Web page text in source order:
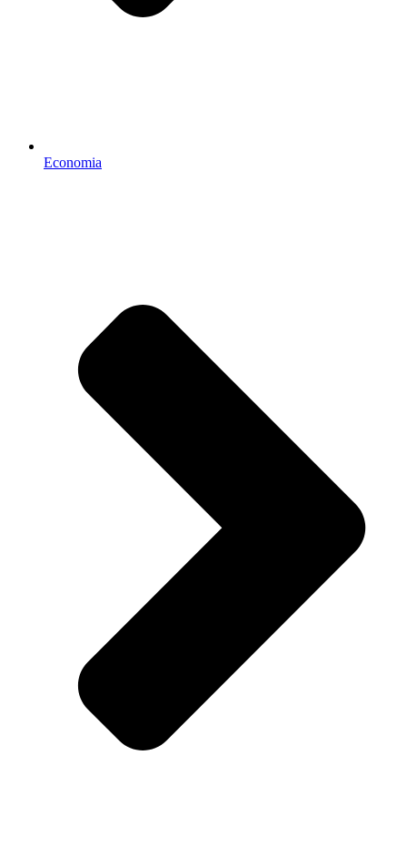
Economia